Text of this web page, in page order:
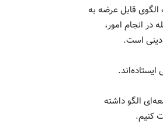
الگوی قابل عرضه به
در انجام امور،
دینی است.
الگو داشته
کنیم.